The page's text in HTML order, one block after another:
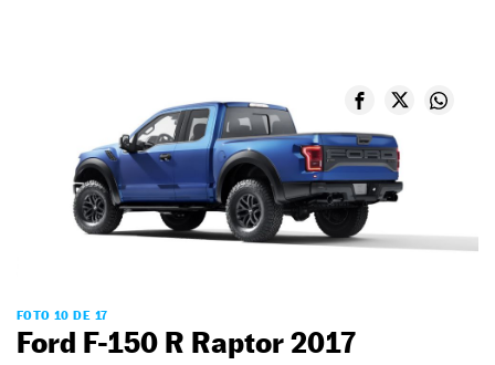
FOTO 10 DE 17
Ford F-150 R Raptor 2017